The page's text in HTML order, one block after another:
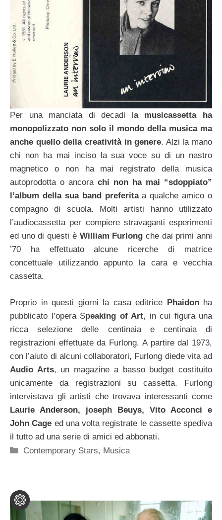
Per una manciata di decadi l a musicassetta ha
monopolizzato non solo il mondo della musica ma
anche quello della creatività in genere. Alzi la mano
chi non ha mai inciso la sua voce su di un nastro
magnetico o non ha mai registrato della musica
autoprodotta o ancora chi non ha mai “sdoppiato”
l’album della sua band preferitaa qualche amico o
compagno di scuola. Molti artisti hanno utilizzato
l’audiocassetta per compiere stravaganti esperimenti
ed uno di questi è William Furlong che dai primi anni
’70 ha effettuato alcune ricerche di matrice
concettuale utilizzando appunto la cara e vecchia
cassetta.
Proprio in questi giorni la casa editrice Phaidonha
pubblicato l’opera Speaking of Art, in cui figura una
ricca selezione delle centinaia e centinaia di
registrazioni effettuate da Furlong. A partire dal 1973,
con l’aiuto di alcuni collaboratori, Furlong diede vita ad
Audio Arts, un magazine a basso budget costituito
unicamente da registrazioni su cassetta. Furlong
intervistava gli artisti che trovava interessanti come
Laurie Anderson, joseph Beuys, Vito Acconci e
John Cage ed una volta registrate le cassette spediva
il tutto ad una serie di amici ed abbonati.
Categorie
Contemporary Stars, Musica